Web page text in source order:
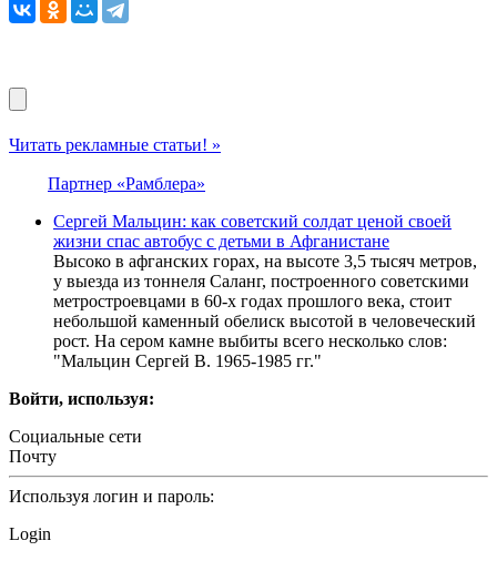
Читать рекламные статьи! »
Партнер «Рамблера»
Сергей Мальцин: как советский солдат ценой своей
жизни спас автобус с детьми в Афганистане
Высоко в афганских горах, на высоте 3,5 тысяч метров,
у выезда из тоннеля Саланг, построенного советскими
метростроевцами в 60-х годах прошлого века, стоит
небольшой каменный обелиск высотой в человеческий
рост. На сером камне выбиты всего несколько слов:
"Мальцин Сергей В. 1965-1985 гг."
Войти, используя:
Социальные сети
Почту
Используя логин и пароль:
Login